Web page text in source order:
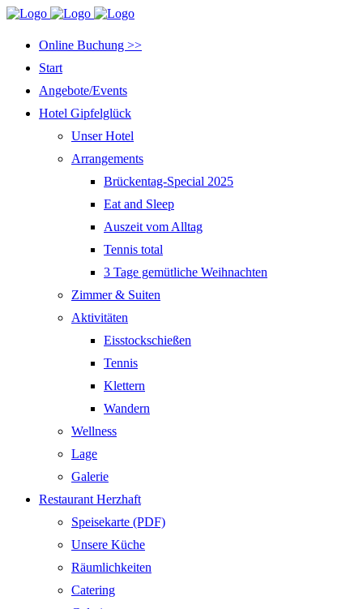
Online Buchung >>
Start
Angebote/Events
Hotel Gipfelglück
Unser Hotel
Arrangements
Brückentag-Special 2025
Eat and Sleep
Auszeit vom Alltag
Tennis total
3 Tage gemütliche Weihnachten
Zimmer & Suiten
Aktivitäten
Eisstockschießen
Tennis
Klettern
Wandern
Wellness
Lage
Galerie
Restaurant Herzhaft
Speisekarte (PDF)
Unsere Küche
Räumlichkeiten
Catering